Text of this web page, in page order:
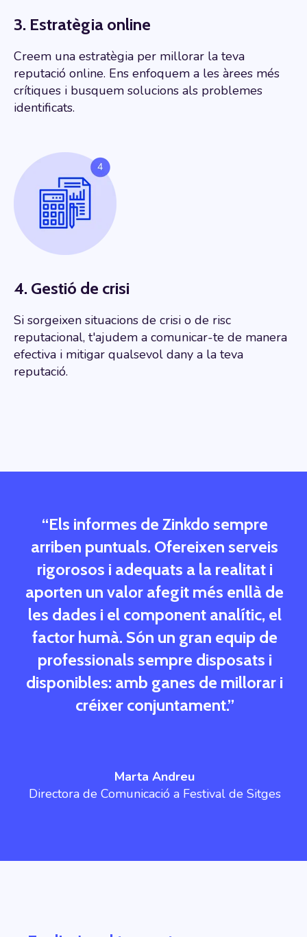
3. Estratègia online
Creem una estratègia per millorar la teva
reputació online. Ens enfoquem a les àrees més
crítiques i busquem solucions als problemes
identificats.
4. Gestió de crisi
Si sorgeixen situacions de crisi o de risc
reputacional, t'ajudem a comunicar-te de manera
efectiva i mitigar qualsevol dany a la teva
reputació.
“Els informes de Zinkdo sempre
arriben puntuals. Ofereixen serveis
rigorosos i adequats a la realitat i
aporten un valor afegit més enllà de
les dades i el component analític, el
factor humà. Són un gran equip de
professionals sempre disposats i
disponibles: amb ganes de millorar i
créixer conjuntament.”
Marta Andreu
Directora de Comunicació a Festival de Sitges